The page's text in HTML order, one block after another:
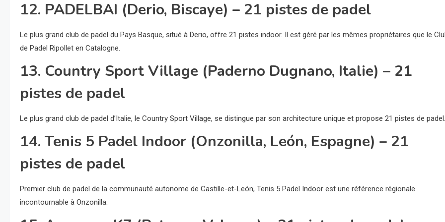
12. PADELBAI (Derio, Biscaye) – 21 pistes de padel
Le plus grand club de padel du Pays Basque, situé à Derio, offre 21 pistes indoor. Il est géré par les mêmes propriétaires que le
de Padel Ripollet en Catalogne.
13. Country Sport Village (Paderno Dugnano, Italie) – 21
pistes de padel
Le plus grand club de padel d’Italie, le Country Sport Village, se distingue par son architecture unique et propose 21 pistes de padel.
14. Tenis 5 Padel Indoor (Onzonilla, León, Espagne) – 21
pistes de padel
Premier club de padel de la communauté autonome de Castille-et-León, Tenis 5 Padel Indoor est une référence régionale
incontournable à Onzonilla.